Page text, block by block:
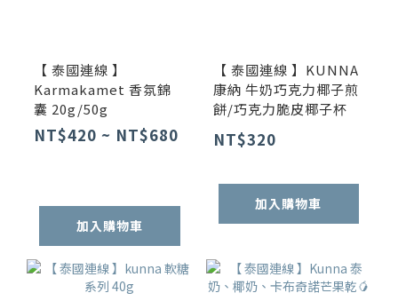
【 泰國連線 】
Karmakamet 香氛錦
囊 20g/50g
NT$420 ~ NT$680
加入購物車
【 泰國連線 】KUNNA
康納 牛奶巧克力椰子煎
餅/巧克力脆皮椰子杯
NT$320
加入購物車